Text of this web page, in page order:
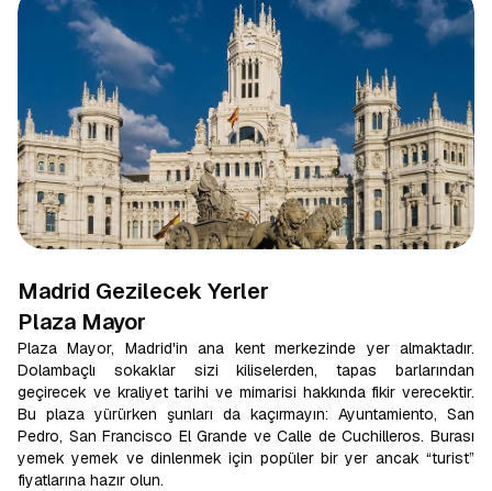
Madrid Gezilecek Yerler
Plaza Mayor
Plaza Mayor, Madrid'in ana kent merkezinde yer almaktadır.
Dolambaçlı sokaklar sizi kiliselerden, tapas barlarından
geçirecek ve kraliyet tarihi ve mimarisi hakkında fikir verecektir.
Bu plaza yürürken şunları da kaçırmayın: Ayuntamiento, San
Pedro, San Francisco El Grande ve Calle de Cuchilleros. Burası
yemek yemek ve dinlenmek için popüler bir yer ancak “turist”
fiyatlarına hazır olun.